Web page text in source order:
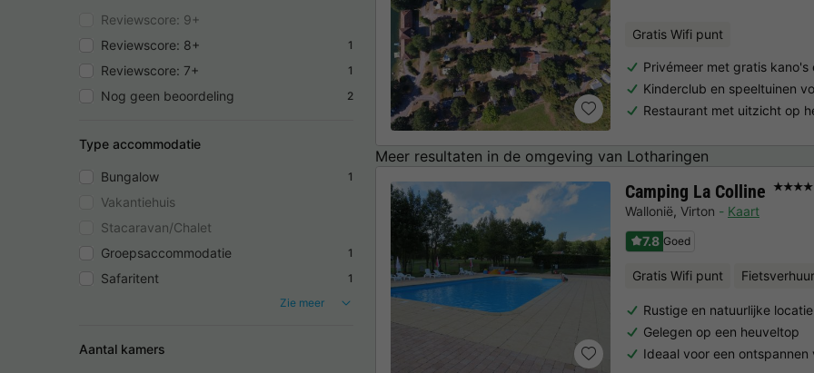
Reviewscore: 9+
Reviewscore: 8+
1
Reviewscore: 7+ 1
Nog geen beoordeling 2
Type accommodatie
Bungalow 1
Vakantiehuis
Stacaravan/Chalet
Groepsaccommodatie
1
Safaritent
1
Zie meer
Aantal kamers
Gratis Wifi punt
Privémeer met gratis kano's
Kinderclub en speeltuinen
Restaurant met uitzicht op
Meer resultaten in de omgeving van Lotharingen
Camping La Colline ★★★★
Wallonië, Virton
Kaart
7.8 Goed
Gratis Wifi punt Fietsverhuur
Rustige en natuurlijke locatie
Gelegen op een heuveltop
Ideaal voor een ontspannen